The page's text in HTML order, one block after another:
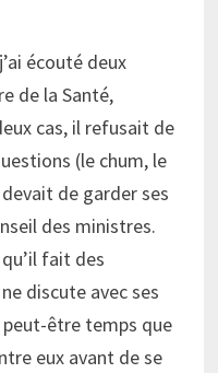
écouté deux
de la Santé,
cas, il refusait de
(le chum, le
de garder ses
des ministres.
fait des
discute avec ses
être temps que
eux avant de se